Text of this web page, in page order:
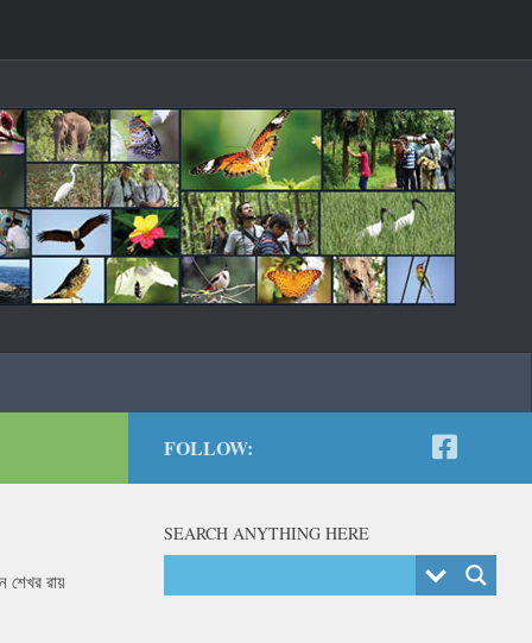
FOLLOW:
SEARCH ANYTHING HERE
রায়